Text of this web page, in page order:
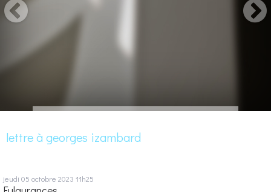
lettre à georges izambard
jeudi 05 octobre 2023 11h25